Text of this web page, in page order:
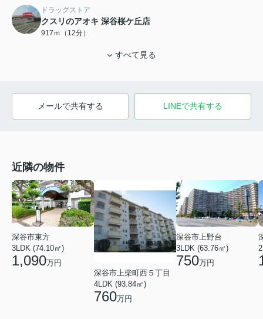
ドラッグストア
クスリのアオキ 深谷桜ケ丘店
917ｍ（12分）
すべて見る
メールで共有する LINEで共有する
近隣の物件
深谷市東方
3LDK (74.10㎡)
1,090万円
深谷市上柴町西５丁目
4LDK (93.84㎡)
760万円
深谷市上野台
3LDK (63.76㎡)
750万円